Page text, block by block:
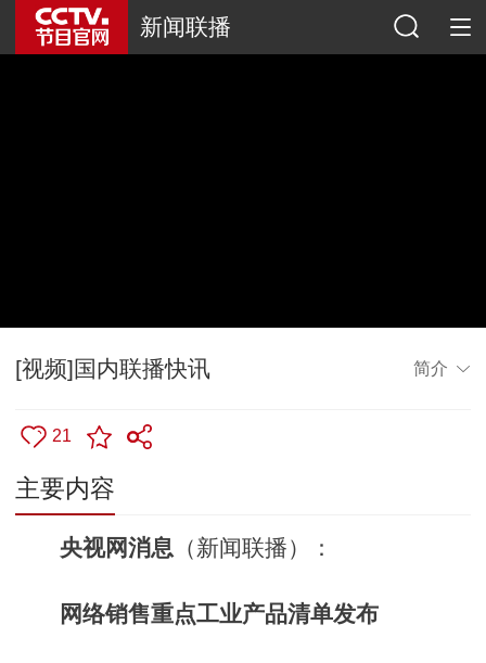
新闻联播
[视频]国内联播快讯 简介
21
主要内容
央视网消息 （新闻联播）：
网络销售重点工业产品清单发布